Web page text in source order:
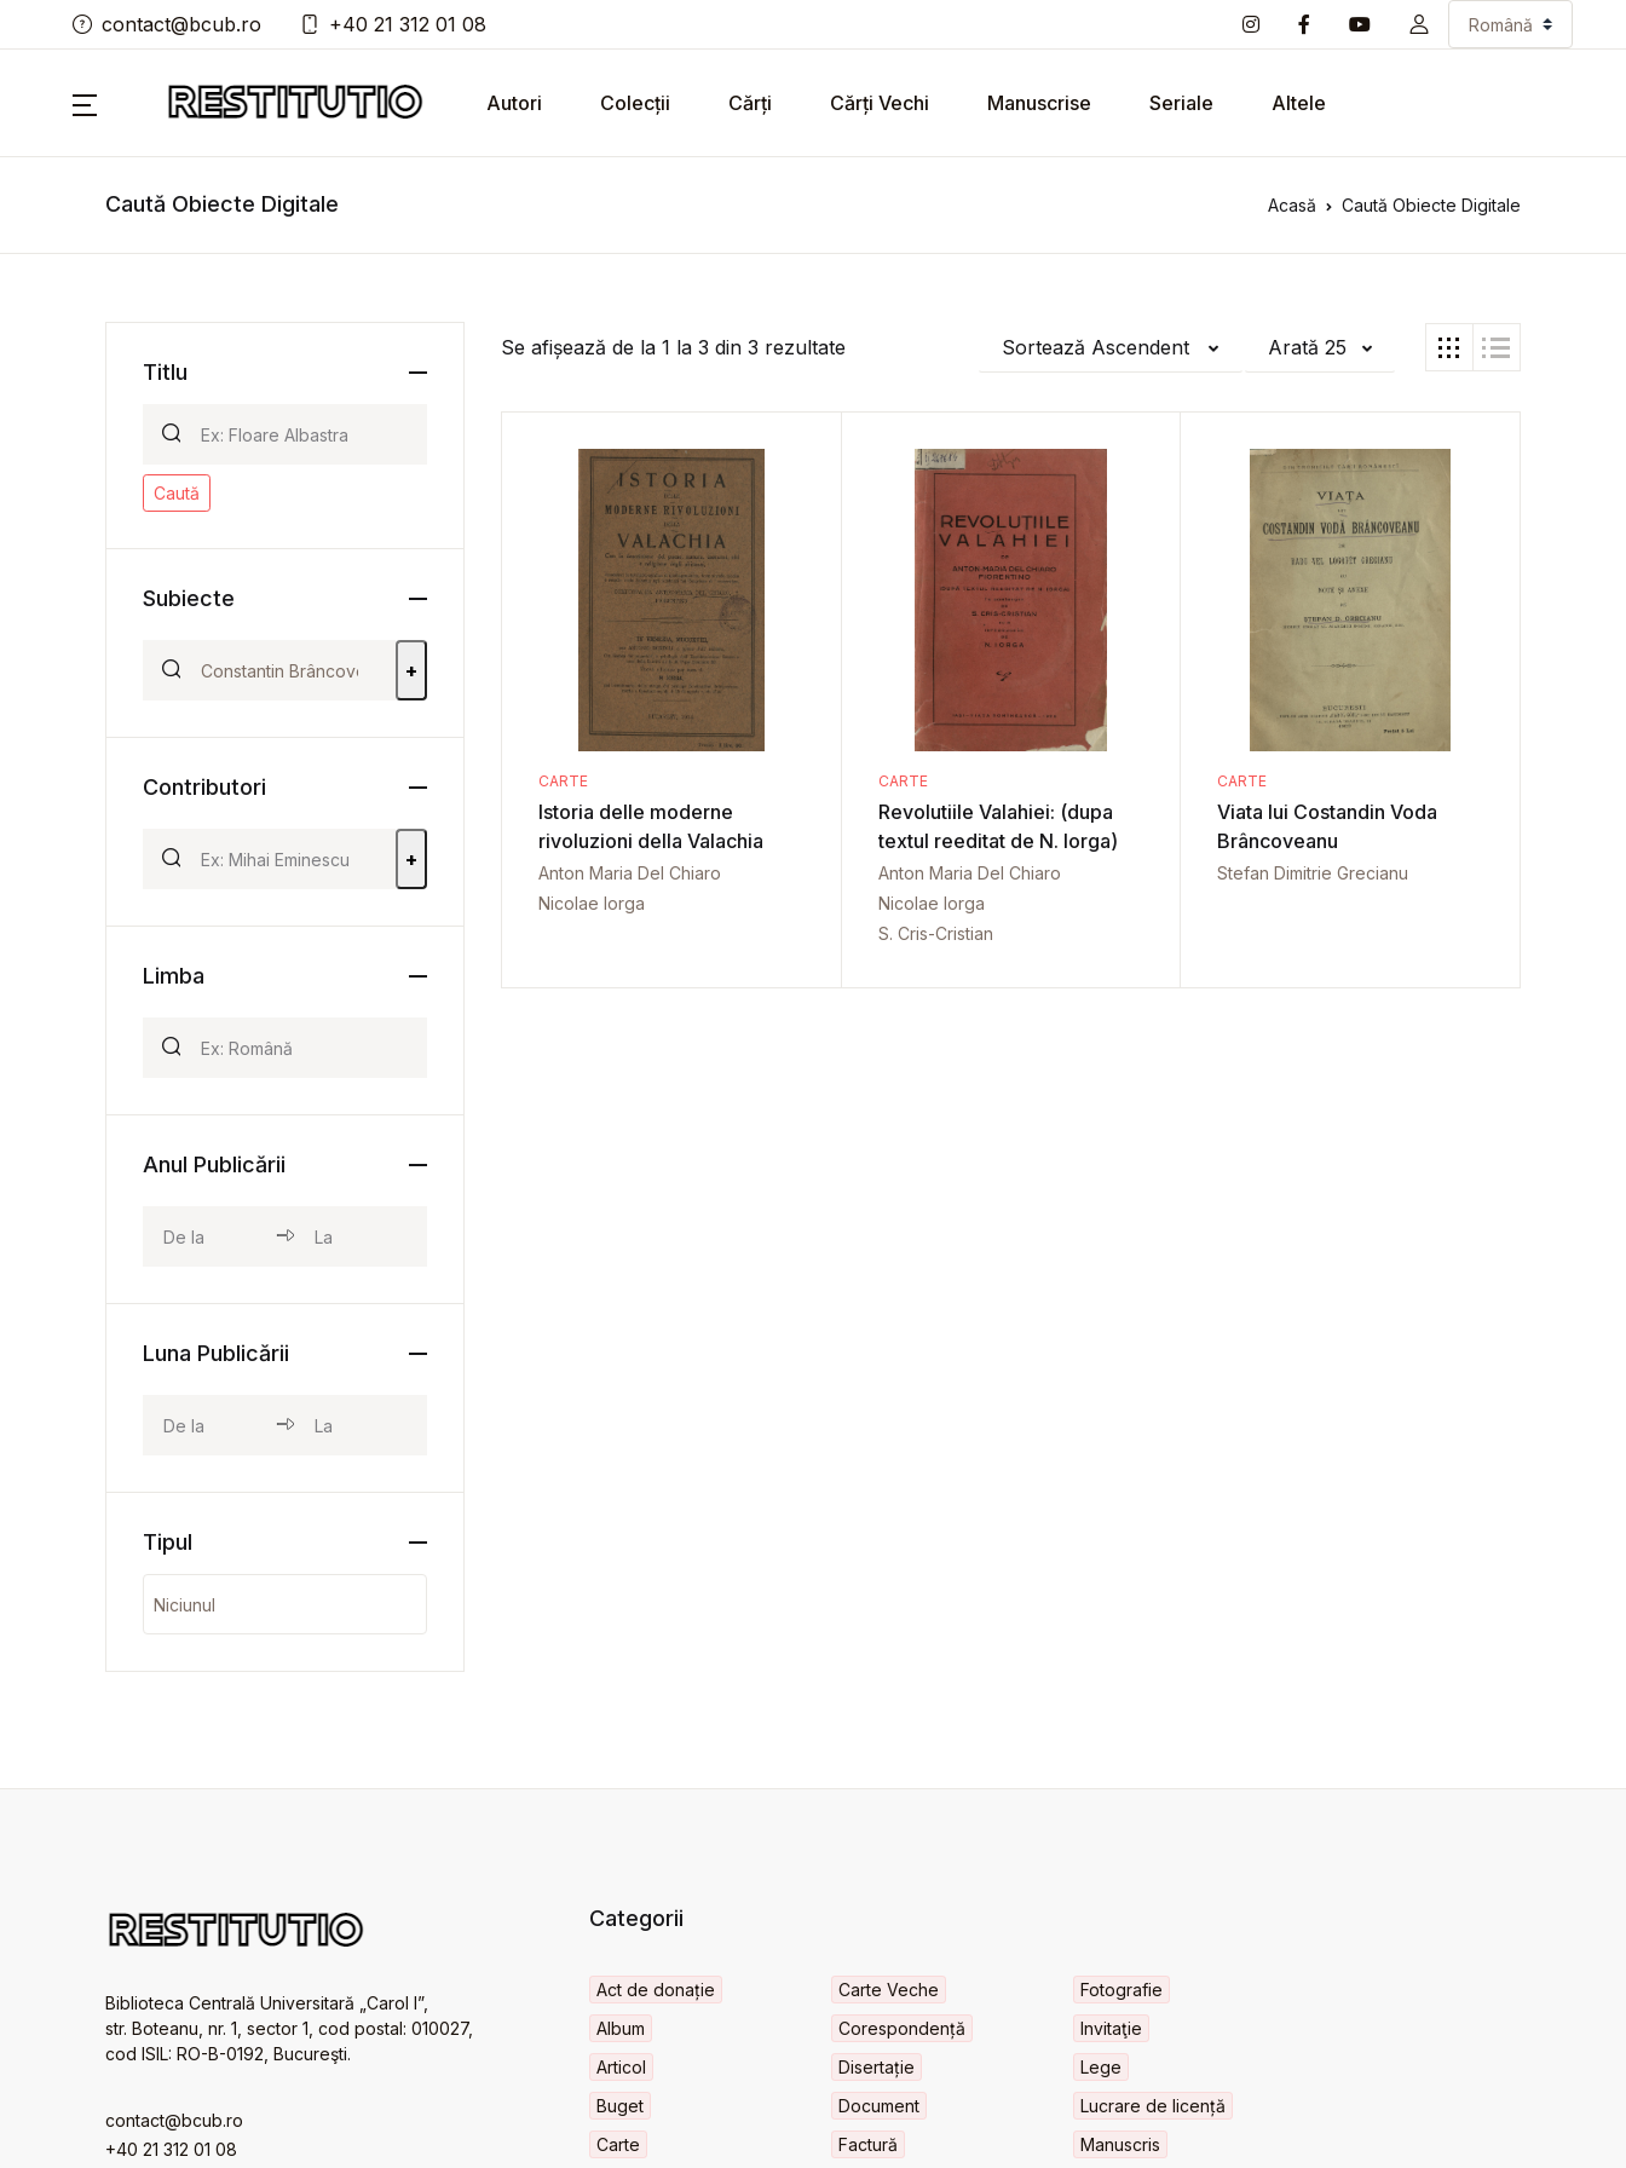
contact@bcub.ro +40 21 312 01 08
Autori Colecții Cărți Cărți Vechi Manuscrise Seriale Altele
Caută Obiecte Digitale Acasă Caută Obiecte Digitale
Se afișează de la 1 la 3 din 3 rezultate Sortează Ascendent Arată 25
CARTE
Istoria delle moderne
rivoluzioni della Valachia
Anton Maria Del Chiaro
Nicolae Iorga
CARTE
Revolutiile Valahiei: (dupa
textul reeditat de N. Iorga)
Anton Maria Del Chiaro
Nicolae Iorga
S. Cris-Cristian
CARTE
Viata lui Costandin Voda
Brâncoveanu
Stefan Dimitrie Grecianu
Titlu
Caută
Subiecte
+
Contributori
+
Limba
Anul Publicării
Luna Publicării
Tipul
Biblioteca Centrală Universitară „Carol I”,
str. Boteanu, nr. 1, sector 1, cod postal: 010027,
cod ISIL: RO-B-0192, Bucureşti.
contact@bcub.ro
+40 21 312 01 08
Categorii
Act de donație
Album
Articol
Buget
Carte
Carte Veche
Corespondență
Disertație
Document
Factură
Fotografie
Invitaţie
Lege
Lucrare de licență
Manuscris